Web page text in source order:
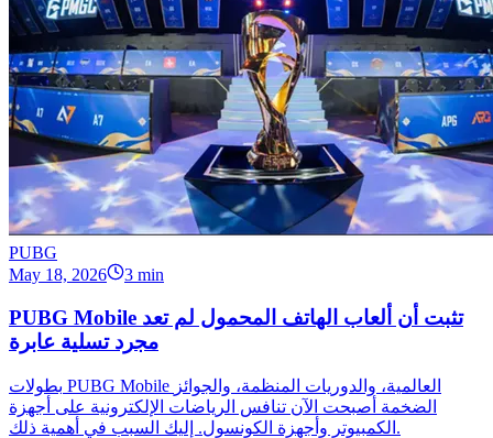
PUBG
May 18, 2026
3 min
PUBG Mobile تثبت أن ألعاب الهاتف المحمول لم تعد
مجرد تسلية عابرة
بطولات PUBG Mobile العالمية، والدوريات المنظمة، والجوائز
الضخمة أصبحت الآن تنافس الرياضات الإلكترونية على أجهزة
الكمبيوتر وأجهزة الكونسول. إليك السبب في أهمية ذلك.